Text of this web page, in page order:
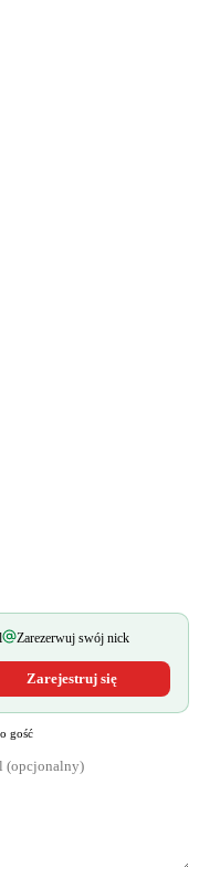
Zarezerwuj swój nick
Zarejestruj się
gość